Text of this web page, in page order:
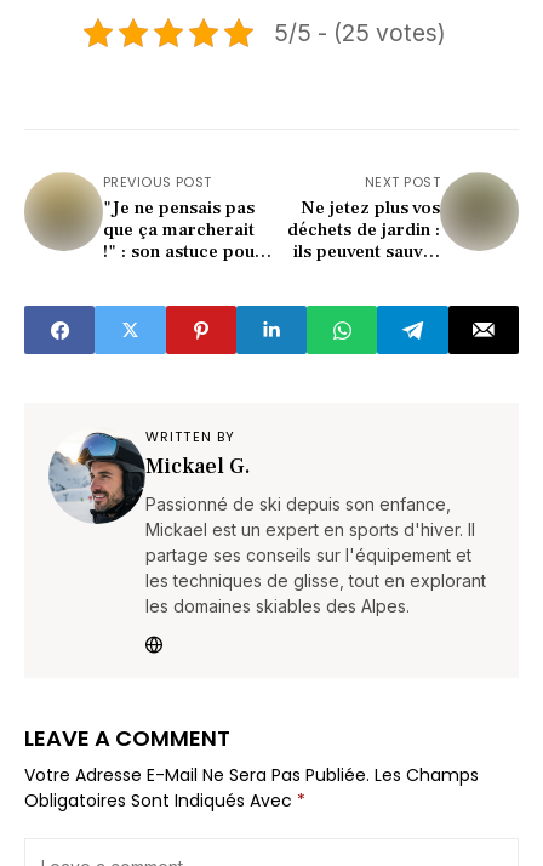
5/5 - (25 votes)
PREVIOUS POST
"Je ne pensais pas
que ça marcherait
!" : son astuce pour
NEXT POST
Ne jetez plus vos
déchets de jardin :
ils peuvent sauver
WRITTEN BY
Mickael G.
Passionné de ski depuis son enfance,
Mickael est un expert en sports d'hiver. Il
partage ses conseils sur l'équipement et
les techniques de glisse, tout en explorant
les domaines skiables des Alpes.
LEAVE A COMMENT
Votre Adresse E-Mail Ne Sera Pas Publiée. Les Champs
Obligatoires Sont Indiqués Avec *